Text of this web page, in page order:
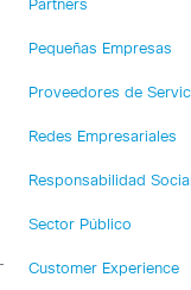
Partners
Pequeñas Empresas
Proveedores de
Redes Empresariales
Responsabilidad Social
Sector Público
Customer Experience